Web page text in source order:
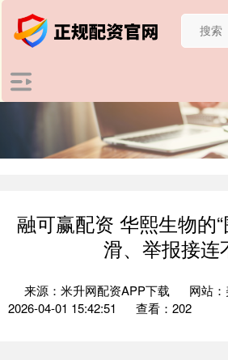
融可赢配资 华熙生物的
滑、举报接连
来源：米升网配资APP下载 网站
2026-04-01 15:42:51
查看：202